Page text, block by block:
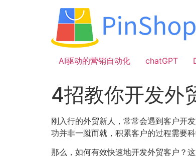
AI驱动的营销自动化
chatGPT
4招教你开发外
刚入行的外贸新人，常常会遇到客户开
功并非一蹴而就，积累客户的过程需要
那么，如何有效快速地开发外贸客户？